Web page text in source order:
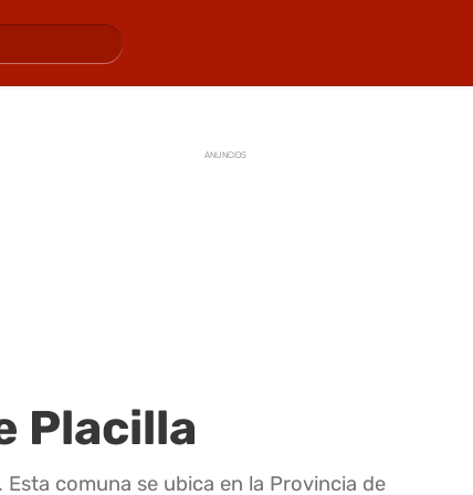
ANUNCIOS
Placilla
comuna se ubica en la Provincia de